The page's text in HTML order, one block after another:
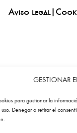
GESTIONAR
para gestionar la
Denegar o retirar el
Aviso legal|